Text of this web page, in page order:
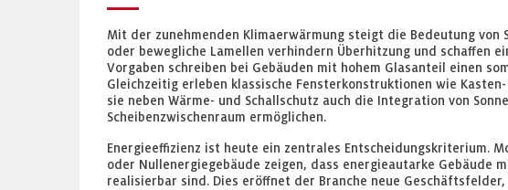
Mit der zunehmenden Klimaerwärmung steigt die Bedeutung von
oder bewegliche Lamellen verhindern Überhitzung und schaffen
Vorgaben schreiben bei Gebäuden mit hohem Glasanteil einen
Gleichzeitig erleben klassische Fensterkonstruktionen wie
sie neben Wärme- und Schallschutz auch die Integration von
Scheibenzwischenraum ermöglichen.
Energieeffizienz ist heute ein zentrales Entscheidungskriterium.
oder Nullenergiegebäude zeigen, dass energieautarke Gebäude
realisierbar sind. Dies eröffnet der Branche neue